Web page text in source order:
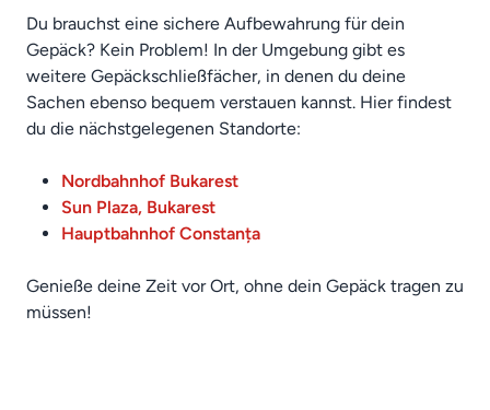
Du brauchst eine sichere Aufbewahrung für dein
Gepäck? Kein Problem! In der Umgebung gibt es
weitere Gepäckschließfächer, in denen du deine
Sachen ebenso bequem verstauen kannst. Hier findest
du die nächstgelegenen Standorte:
Nordbahnhof Bukarest
Sun Plaza, Bukarest
Hauptbahnhof Constanța
Genieße deine Zeit vor Ort, ohne dein Gepäck tragen zu
müssen!